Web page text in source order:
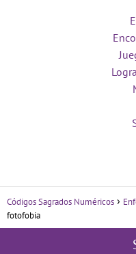
Códigos Sagrados Numéricos
fotofobia